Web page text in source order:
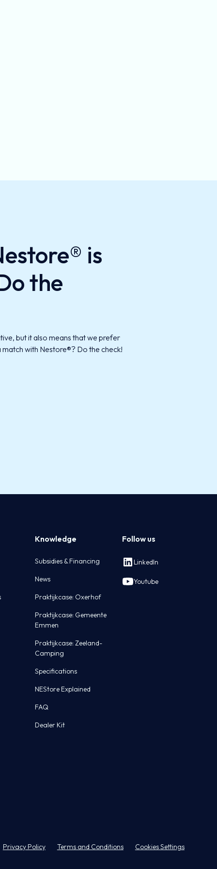
is
the
but it also means that we prefer
with Nestore®? Do the check!
Knowledge
Subsidies & Financing
News
Praktijkcase: Oxerhof
Praktijkcase: Gemeente
Emmen
Praktijkcase: Zeeland-
Camping
Specifications
NEStore Explained
FAQ
Dealer Kit
Follow us
LinkedIn
Youtube
Privacy Policy Terms and Conditions Cookies Settings